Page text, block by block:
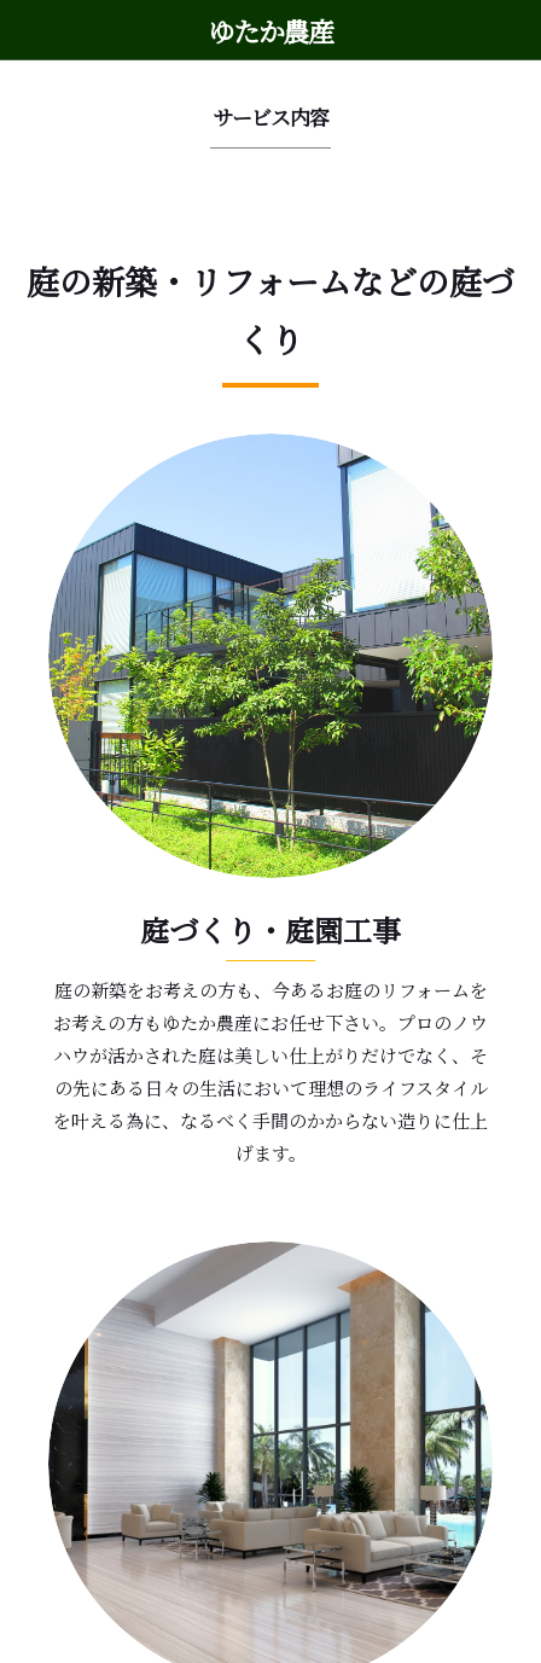
ゆたか農産
サービス内容
庭の新築・リフォームなどの庭づ
くり
庭づくり・庭園工事
庭の新築をお考えの方も、今あるお庭のリフォームを
お考えの方もゆたか農産にお任せ下さい。プロのノウ
ハウが活かされた庭は美しい仕上がりだけでなく、そ
の先にある日々の生活において理想のライフスタイル
を叶える為に、なるべく手間のかからない造りに仕上
げます。